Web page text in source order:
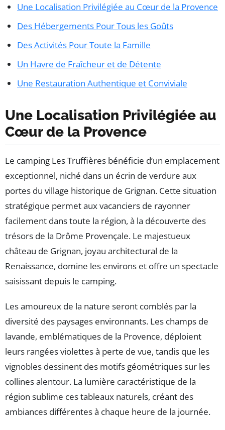
Une Localisation Privilégiée au Cœur de la Provence
Des Hébergements Pour Tous les Goûts
Des Activités Pour Toute la Famille
Un Havre de Fraîcheur et de Détente
Une Restauration Authentique et Conviviale
Une Localisation Privilégiée au
Cœur de la Provence
Le camping Les Truffières bénéficie d’un emplacement
exceptionnel, niché dans un écrin de verdure aux
portes du village historique de Grignan. Cette situation
stratégique permet aux vacanciers de rayonner
facilement dans toute la région, à la découverte des
trésors de la Drôme Provençale. Le majestueux
château de Grignan, joyau architectural de la
Renaissance, domine les environs et offre un spectacle
saisissant depuis le camping.
Les amoureux de la nature seront comblés par la
diversité des paysages environnants. Les champs de
lavande, emblématiques de la Provence, déploient
leurs rangées violettes à perte de vue, tandis que les
vignobles dessinent des motifs géométriques sur les
collines alentour. La lumière caractéristique de la
région sublime ces tableaux naturels, créant des
ambiances différentes à chaque heure de la journée.